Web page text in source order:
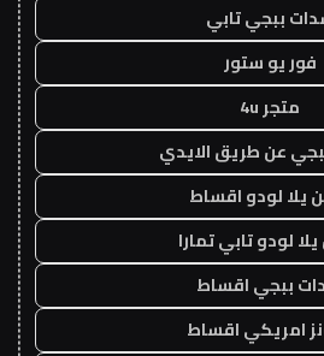
ببجي تابي
فور يو ستور
متجر 4u
عن طريق الايدي
يلا لودو اقساط
لودو تابي تمارا
ببجي اقساط
امريكي اقساط